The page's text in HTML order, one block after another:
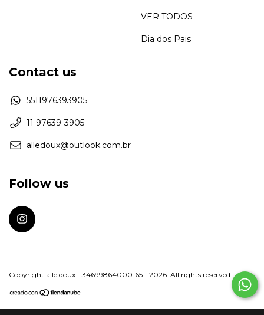
VER TODOS
Dia dos Pais
Contact us
5511976393905
11 97639-3905
alledoux@outlook.com.br
Follow us
Copyright alle doux - 34699864000165 - 2026. All rights reserved.